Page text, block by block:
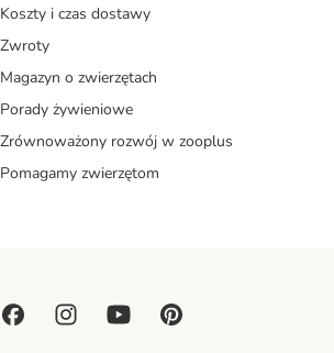
Koszty i czas dostawy
Zwroty
Magazyn o zwierzętach
Porady żywieniowe
Zrównoważony rozwój w zooplus
Pomagamy zwierzętom